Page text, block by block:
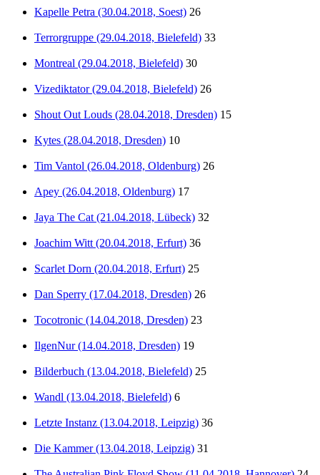
Kapelle Petra (30.04.2018, Soest) 26
Terrorgruppe (29.04.2018, Bielefeld) 33
Montreal (29.04.2018, Bielefeld) 30
Vizediktator (29.04.2018, Bielefeld) 26
Shout Out Louds (28.04.2018, Dresden) 15
Kytes (28.04.2018, Dresden) 10
Tim Vantol (26.04.2018, Oldenburg) 26
Apey (26.04.2018, Oldenburg) 17
Jaya The Cat (21.04.2018, Lübeck) 32
Joachim Witt (20.04.2018, Erfurt) 36
Scarlet Dorn (20.04.2018, Erfurt) 25
Dan Sperry (17.04.2018, Dresden) 26
Tocotronic (14.04.2018, Dresden) 23
IlgenNur (14.04.2018, Dresden) 19
Bilderbuch (13.04.2018, Bielefeld) 25
Wandl (13.04.2018, Bielefeld) 6
Letzte Instanz (13.04.2018, Leipzig) 36
Die Kammer (13.04.2018, Leipzig) 31